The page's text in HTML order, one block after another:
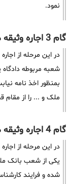
نمود.
گام 3 اجاره وثیقه در منظریه (مراجعه به شعبه)
در این مرحله از
شعبه مربوطه دادگاه
بمنظور اخذ نامه
ملک و ... را از مقام
گام 4 اجاره وثیقه در منظریه (کارشناسی ملک)
در این مرحله از
یکی از شعب بانک
شده و فرایند